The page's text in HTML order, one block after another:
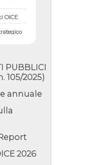
OICE
via
in calo
di
PUBBLICI
105/2025)
annuale
2026